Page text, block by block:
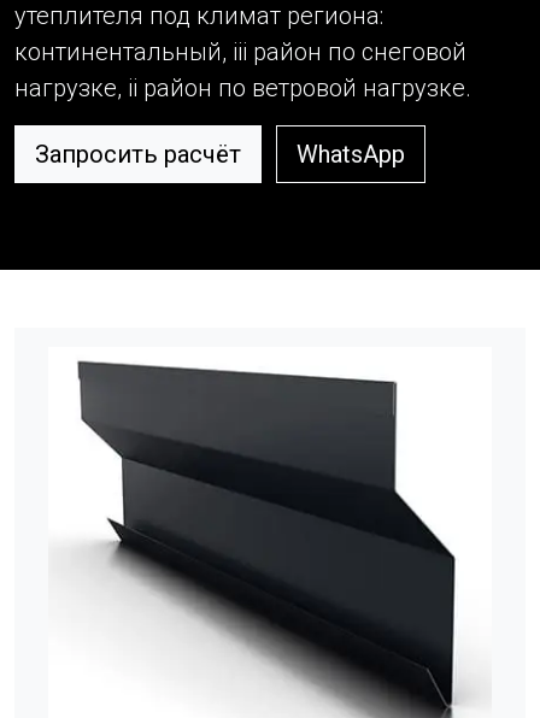
утеплителя под климат региона:
континентальный, iii район по снеговой
нагрузке, ii район по ветровой нагрузке.
Запросить расчёт WhatsApp